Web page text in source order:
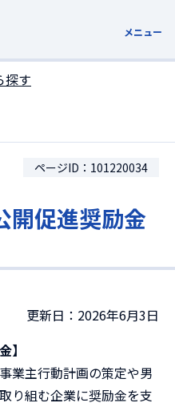
メニュー
探す
ページID：101220034
開促進奨励金
更新日：2026年6月3日
】
業主行動計画の策定や男
り組む企業に奨励金を支